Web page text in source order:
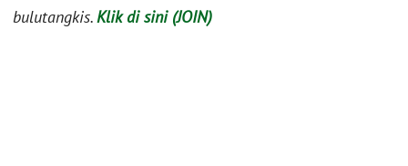
bulutangkis.Klik di sini (JOIN)